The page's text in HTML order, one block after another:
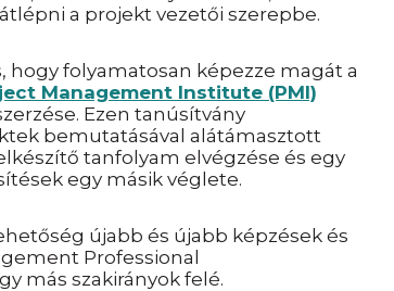
a projekt vezetői szerepbe.
folyamatosan képezze magát a
Management Institute (PMI)
Ezen tanúsítvány
bemutatásával alátámasztott
tanfolyam elvégzése és egy
egy másik véglete.
újabb és újabb képzések és
Professional
más szakirányok felé.